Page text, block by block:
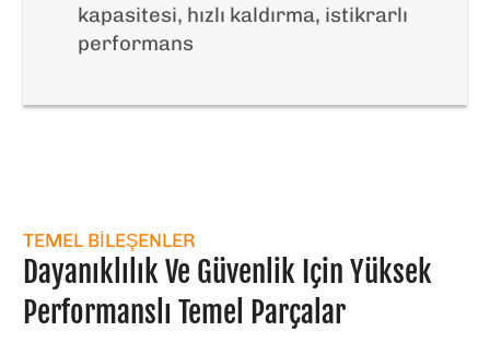
kapasitesi, hızlı kaldırma, istikrarlı
performans
TEMEL BILEŞENLER
Dayanıklılık Ve Güvenlik Için Yüksek
Performanslı Temel Parçalar